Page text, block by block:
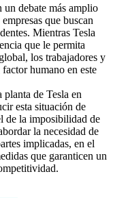
un debate más amplio
que buscan
Mientras Tesla
que le permita
los trabajadores y
humano en este
de Tesla en
esta situación de
de la imposibilidad de
la necesidad de
implicadas, en el
que garanticen un